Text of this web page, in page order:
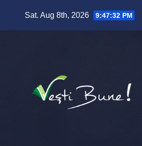
Sat. Aug 8th, 2026
9:47:33 PM